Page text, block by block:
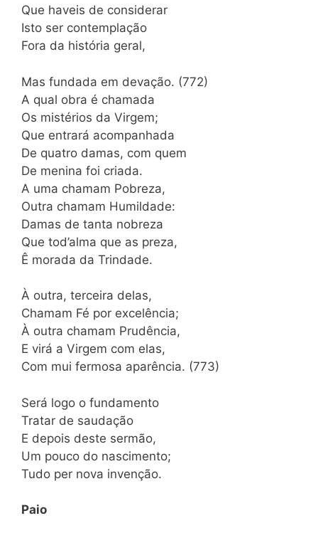
Que haveis de considerar
Isto ser contemplação
Fora da história geral,
Mas fundada em devação. (772)
A qual obra é chamada
Os mistérios da Virgem;
Que entrará acompanhada
De quatro damas, com quem
De menina foi criada.
A uma chamam Pobreza,
Outra chamam Humildade:
Damas de tanta nobreza
Que tod’alma que as preza,
Ê morada da Trindade.
À outra, terceira delas,
Chamam Fé por excelência;
À outra chamam Prudência,
E virá a Virgem com elas,
Com mui fermosa aparência. (773)
Será logo o fundamento
Tratar de saudação
E depois deste sermão,
Um pouco do nascimento;
Tudo per nova invenção.
Paio